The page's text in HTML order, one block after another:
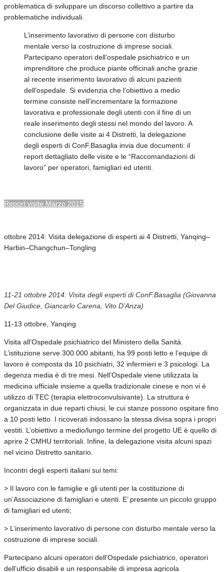
problematica di sviluppare un discorso collettivo a partire da
problematiche individuali.
L’inserimento lavorativo di persone con disturbo
mentale verso la costruzione di imprese sociali.
Partecipano operatori dell’ospedale psichiatrico e un
imprenditore che produce piante officinali anche grazie
al recente inserimento lavorativo di alcuni pazienti
dell’ospedale. Si evidenzia che l’obiettivo a medio
termine consiste nell’incrementare la formazione
lavorativa e professionale degli utenti con il fine di un
reale inserimento degli stessi nel mondo del lavoro. A
conclusione delle visite ai 4 Distretti, la delegazione
degli esperti di ConF.Basaglia invia due documenti: il
report dettagliato delle visite e le “Raccomandazioni di
lavoro” per operatori, famigliari ed utenti.
Report visite Marzo 2015
ottobre 2014: Visita delegazione di esperti ai 4 Distretti, Yanqing–
Harbin–Changchun–Tongling
11-21 ottobre 2014: Visita degli esperti di ConF.Basaglia (Giovanna
Del Giudice, Giancarlo Carena, Vito D’Anza)
11-13 ottobre, Yanqing
Visita all’Ospedale psichiatrico del Ministero della Sanità.
L’istituzione serve 300.000 abitanti, ha 99 posti letto e l’equipe di
lavoro è composta da 10 psichiatri, 32 infermieri e 3 psicologi. La
degenza media è di tre mesi. Nell’Ospedale viene utilizzata la
medicina ufficiale insieme a quella tradizionale cinese e non vi è
utilizzo di TEC (terapia elettroconvulsivante). La struttura è
organizzata in due reparti chiusi, le cui stanze possono ospitare fino
a 10 posti letto. I ricoverati indossano la stessa divisa sopra i propri
vestiti. L’obiettivo a medio/lungo termine del progetto UE è quello di
aprire 2 CMHU territoriali. Infine, la delegazione visita alcuni spazi
nel vicino Distretto sanitario.
Incontri degli esperti italiani sui temi:
> Il lavoro con le famiglie e gli utenti per la costituzione di
un’Associazione di famigliari e utenti. E’ presente un piccolo gruppo
di famigliari ed utenti;
> L’inserimento lavorativo di persone con disturbo mentale verso la
costruzione di imprese sociali.
Partecipano alcuni operatori dell’Ospedale psichiatrico, operatori
dell’ufficio disabili e un responsabile di impresa agricola